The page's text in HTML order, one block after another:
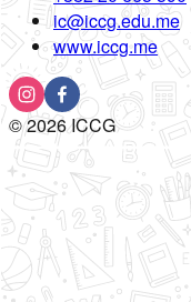
ic@iccg.edu.me
www.iccg.me
©2026ICCG